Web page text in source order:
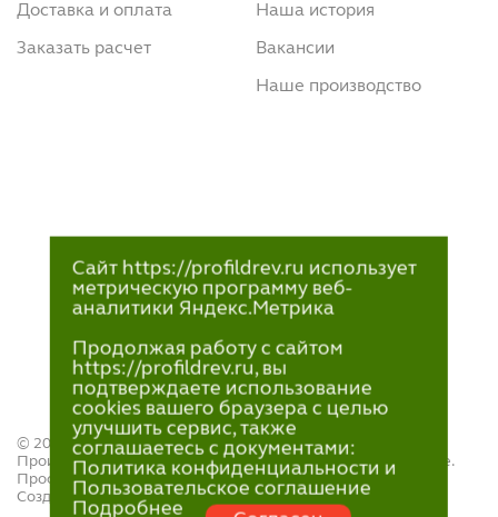
Доставка и оплата
Заказать расчет
Наша история
Вакансии
Наше производство
© 2021—2023
Производство и продажа пиломатериалов в Петрозаводске.
ПрофильДрев.
Создание и поддержка сайта — «Артлекс»
Сайт https://profildrev.ru использует
метрическую программу веб-
аналитики Яндекс.Метрика
Продолжая работу с сайтом
https://profildrev.ru, вы
подтверждаете использование
cookies вашего браузера с целью
улучшить сервис, также
соглашаетесь с документами:
Политика конфиденциальности и
Пользовательское соглашение
Подробнее